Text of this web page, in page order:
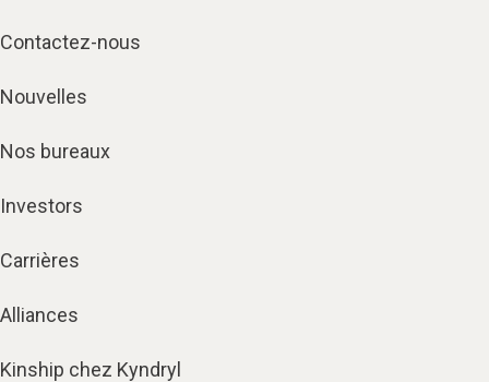
Contactez-nous
Nouvelles
Nos bureaux
Investors
Carrières
Alliances
Kinship chez Kyndryl